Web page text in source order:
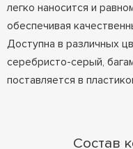
легко наносится и
обеспечивая
Доступна в различных
серебристо-серый,
поставляется в
Состав